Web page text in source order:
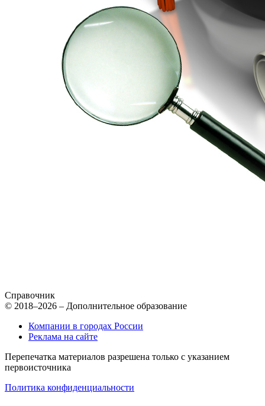
Справочник
© 2018–2026 – Дополнительное образование
Компании в городах России
Реклама на сайте
Перепечатка материалов разрешена только с указанием
первоисточника
Политика конфиденциальности